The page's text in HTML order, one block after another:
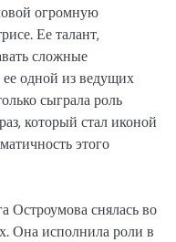
огромную
Ее талант,
сложные
одной из ведущих
сыграла роль
который стал иконой
этого
снялась во
Она исполнила роли в